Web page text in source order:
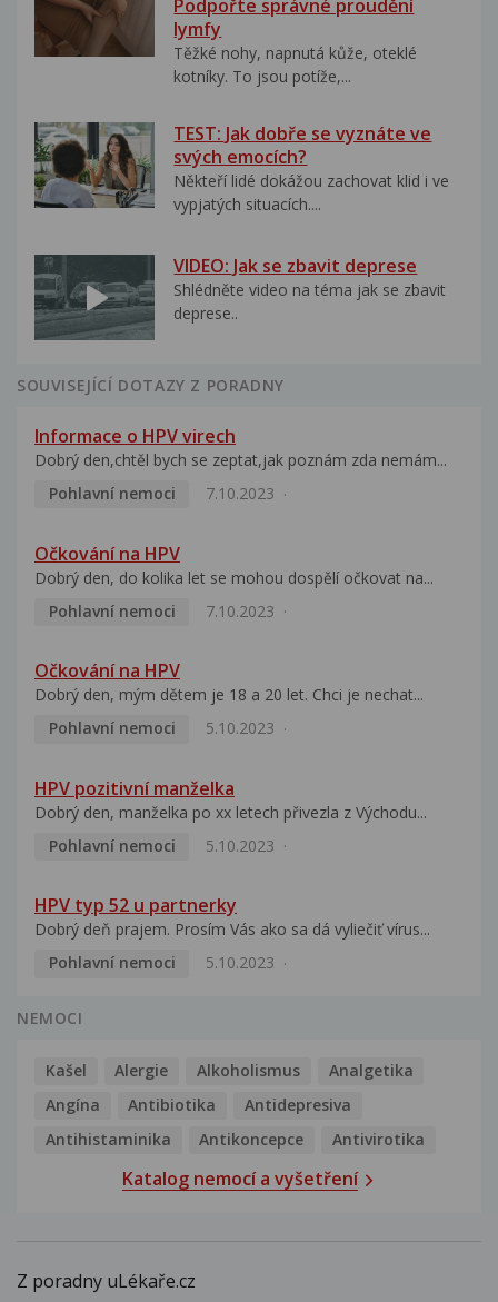
Podpořte správné proudění
lymfy
Těžké nohy, napnutá kůže, oteklé
kotníky. To jsou potíže,...
TEST: Jak dobře se vyznáte ve
svých emocích?
Někteří lidé dokážou zachovat klid i ve
vypjatých situacích....
VIDEO: Jak se zbavit deprese
Shlédněte video na téma jak se zbavit
deprese..
SOUVISEJÍCÍ DOTAZY Z PORADNY
Informace o HPV virech
Dobrý den,chtěl bych se zeptat,jak poznám zda nemám...
Pohlavní nemoci
7.10.2023
Očkování na HPV
Dobrý den, do kolika let se mohou dospělí očkovat na...
Pohlavní nemoci
7.10.2023
Očkování na HPV
Dobrý den, mým dětem je 18 a 20 let. Chci je nechat...
Pohlavní nemoci
5.10.2023
HPV pozitivní manželka
Dobrý den, manželka po xx letech přivezla z Východu...
Pohlavní nemoci
5.10.2023
HPV typ 52 u partnerky
Dobrý deň prajem. Prosím Vás ako sa dá vyliečiť vírus...
Pohlavní nemoci
5.10.2023
NEMOCI
Kašel Alergie Alkoholismus
Analgetika
Angína
Antibiotika
Antidepresiva
Antihistaminika
Antikoncepce Antivirotika
Katalog nemocí a vyšetření
Z poradny uLékaře.cz